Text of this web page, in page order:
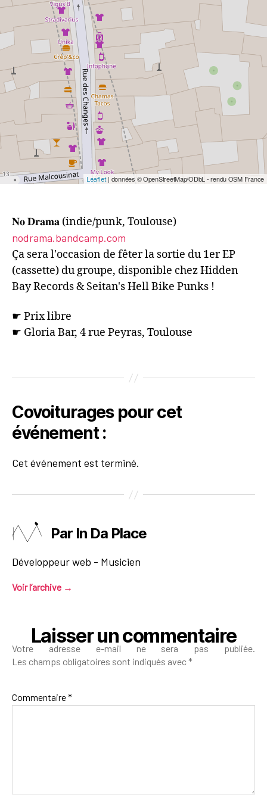
Leaflet| données © OpenStreetMap/ODbL - rendu OSM France
𝐍𝐨 𝐃𝐫𝐚𝐦𝐚 (indie/punk, Toulouse)
nodrama.bandcamp.com
Ça sera l'occasion de fêter la sortie du 1er EP
(cassette) du groupe, disponible chez Hidden
Bay Records & Seitan's Hell Bike Punks !
☛ Prix libre
☛ Gloria Bar, 4 rue Peyras, Toulouse
Covoiturages pour cet
événement :
Cet événement est terminé.
Par In Da Place
Développeur web - Musicien
Voir l’archive →
Laisser un commentaire
Votre adresse e-mail ne sera pas publiée.
Les champs obligatoires sont indiqués avec*
Commentaire*